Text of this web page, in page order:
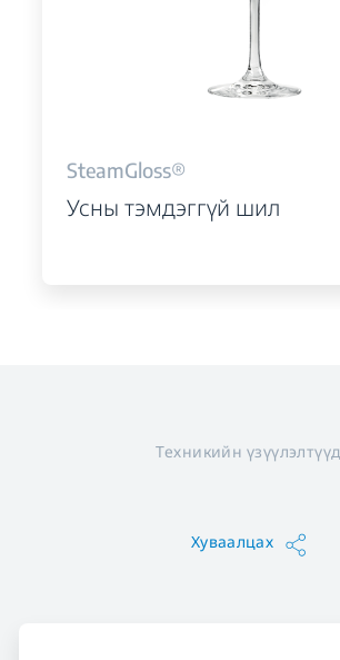
SteamGloss®
Усны тэмдэггүй шил
Техникийн үзүүлэлтүүд
Хуваалцах